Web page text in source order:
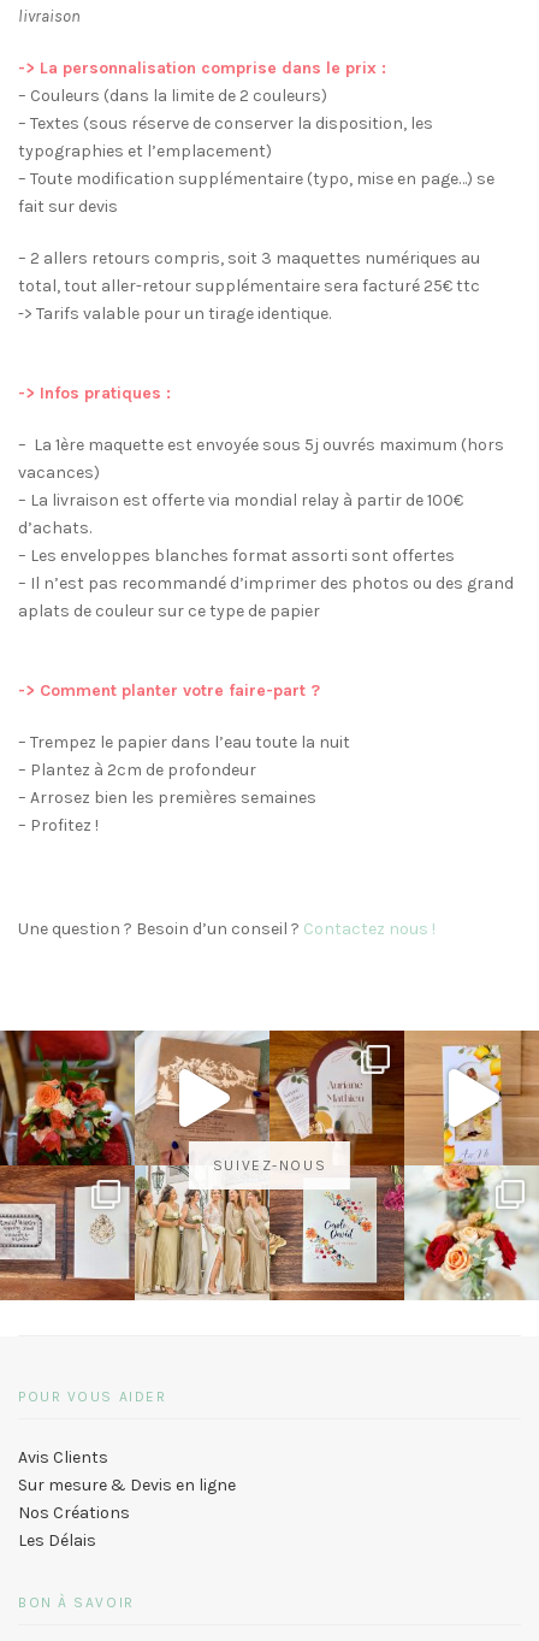
livraison
-> La personnalisation comprise dans le prix :
– Couleurs (dans la limite de 2 couleurs)
– Textes (sous réserve de conserver la disposition, les
typographies et l’emplacement)
– Toute modification supplémentaire (typo, mise en page…) se
fait sur devis
– 2 allers retours compris, soit 3 maquettes numériques au
total, tout aller-retour supplémentaire sera facturé 25€ ttc
-> Tarifs valable pour un tirage identique.
-> Infos pratiques :
– La 1ère maquette est envoyée sous 5j ouvrés maximum (hors
vacances)
– La livraison est offerte via mondial relay à partir de 100€
d’achats.
– Les enveloppes blanches format assorti sont offertes
– Il n’est pas recommandé d’imprimer des photos ou des grand
aplats de couleur sur ce type de papier
-> Comment planter votre faire-part ?
– Trempez le papier dans l’eau toute la nuit
– Plantez à 2cm de profondeur
– Arrosez bien les premières semaines
– Profitez !
Une question ? Besoin d’un conseil ? Contactez nous !
SUIVEZ-NOUS
POUR VOUS AIDER
Avis Clients
Sur mesure & Devis en ligne
Nos Créations
Les Délais
BON À SAVOIR